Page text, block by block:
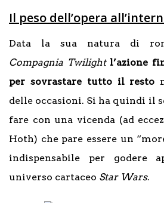
Il peso dell’opera
Data la sua natura di
Compagnia Twilight l’azione
per sovrastare tutto il resto
delle occasioni. Si ha quindi il
fare con una vicenda (ad
Hoth) che pare essere un
indispensabile per godere
universo cartaceo Star Wars.